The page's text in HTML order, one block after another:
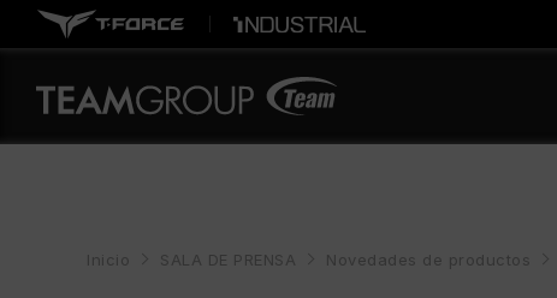
Inicio SALA DE PRENSA Novedades de productos